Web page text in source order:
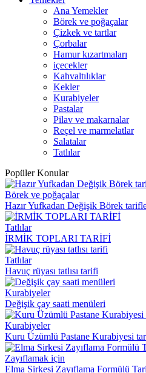
Ana Yemekler
Börek ve poğaçalar
Çizkek ve tartlar
Çorbalar
Hamur kızartmaları
içecekler
Kahvaltılıklar
Kekler
Kurabiyeler
Pastalar
Pilav ve makarnalar
Reçel ve marmelatlar
Salatalar
Tatlılar
Popüler Konular
Börek ve poğaçalar
Hazır Yufkadan Değişik Börek
Tatlılar
İRMİK TOPLARI TARİFİ
Tatlılar
Havuç rüyası tatlısı tarifi
Kurabiyeler
Değişik çay saati menüleri
Kurabiyeler
Kuru Üzümlü Pastane Kurabiyesi
Zayıflamak için
Elma Sirkesi Zayıflama Formülü